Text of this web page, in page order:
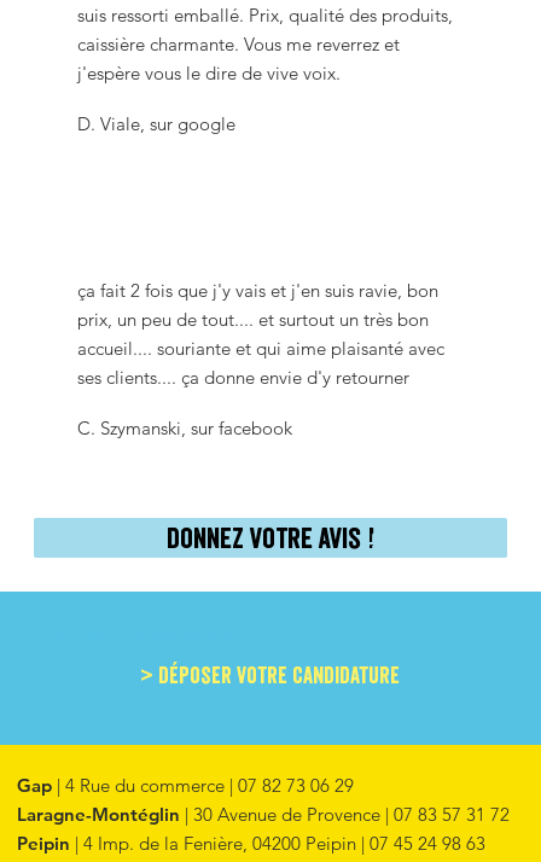
suis ressorti emballé. Prix, qualité des produits,
caissière charmante. Vous me reverrez et
j'espère vous le dire de vive voix.
D. Viale, sur google
ça fait 2 fois que j'y vais et j'en suis ravie, bon
prix, un peu de tout.... et surtout un très bon
accueil.... souriante et qui aime plaisanté avec
ses clients.... ça donne envie d'y retourner
C. Szymanski, sur facebook
donnez votre avis !
> déposer votre candidature
Gap| 4 Rue du commerce | 07 82 73 06 29
Laragne-Montéglin | 30 Avenue de Provence | 07 83 57 31 72
Peipin | 4 Imp. de la Fenière, 04200 Peipin | 07 45 24 98 63